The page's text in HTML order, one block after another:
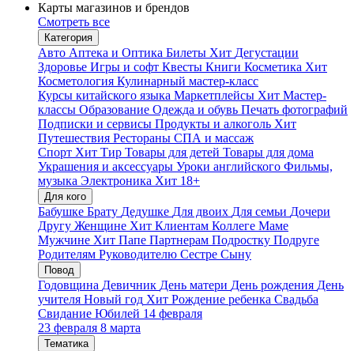
Карты магазинов и брендов
Смотреть все
Категория
Авто Аптека и Оптика Билеты Хит Дегустации
Здоровье Игры и софт Квесты Книги Косметика Хит
Косметология Кулинарный мастер-класс
Курсы китайского языка Маркетплейсы Хит Мастер-
классы Образование Одежда и обувь Печать фотографий
Подписки и сервисы Продукты и алкоголь Хит
Путешествия Рестораны СПА и массаж
Спорт Хит Тир Товары для детей Товары для дома
Украшения и аксессуары Уроки английского Фильмы,
музыка Электроника Хит 18+
Для кого
Бабушке Брату Дедушке Для двоих Для семьи Дочери
Другу Женщине Хит Клиентам Коллеге Маме
Мужчине Хит Папе Партнерам Подростку Подруге
Родителям Руководителю Сестре Сыну
Повод
Годовщина Девичник День матери День рождения День
учителя Новый год Хит Рождение ребенка Свадьба
Свидание Юбилей 14 февраля
23 февраля 8 марта
Тематика